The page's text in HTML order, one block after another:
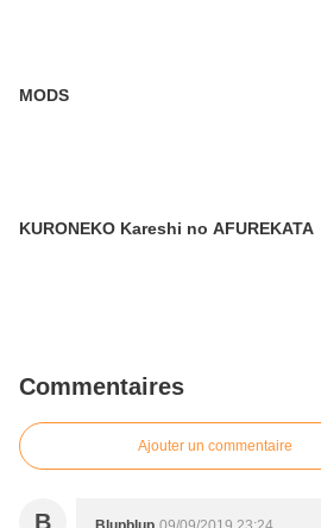
MODS
KURONEKO Kareshi no AFUREKATA
Commentaires
Ajouter un commentaire
B